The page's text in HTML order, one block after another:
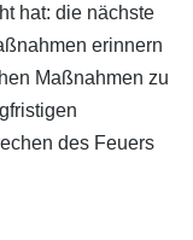
hat: die nächste
erinnern
Maßnahmen zu
des Feuers